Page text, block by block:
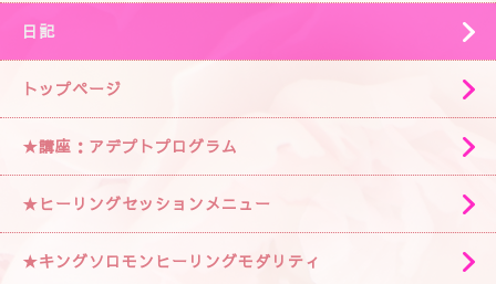
日記
トップページ
★講座：アデプトプログラム
★ヒーリングセッションメニュー
★キングソロモンヒーリングモダリティ